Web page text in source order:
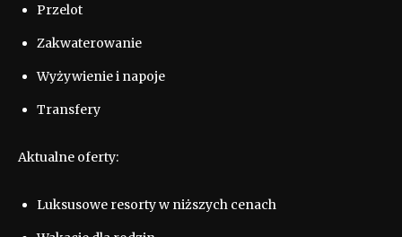
Przelot
Zakwaterowanie
Wyżywienie i napoje
Transfery
Aktualne oferty:
Luksusowe resorty w niższych cenach